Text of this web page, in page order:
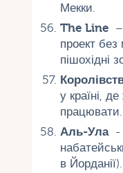
Мекки.
The Line–
проект
пішохідні
у країні,
працювати.
Аль-Ула-
в Йорданії).